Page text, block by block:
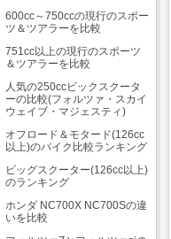
600cc～750ccの現行のスポー
ツ＆ツアラーを比較
751cc以上の現行のスポーツ
＆ツアラーを比較
人気の250ccビックスクータ
ーの比較(フォルツァ・スカイ
ウェイブ・マジェスティ)
オフロード＆モタード(126cc
以上)のバイク比較ランキング
ビッグスクーター(126cc以上)
のランキング
ホンダ NC700X NC700Sの違
いを比較